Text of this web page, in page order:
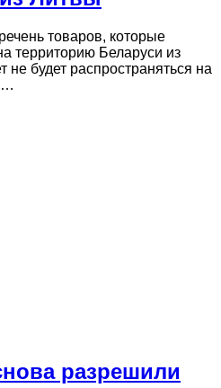
товаров, которые
территорию Беларуси из
не будет распространяться на
разрешили